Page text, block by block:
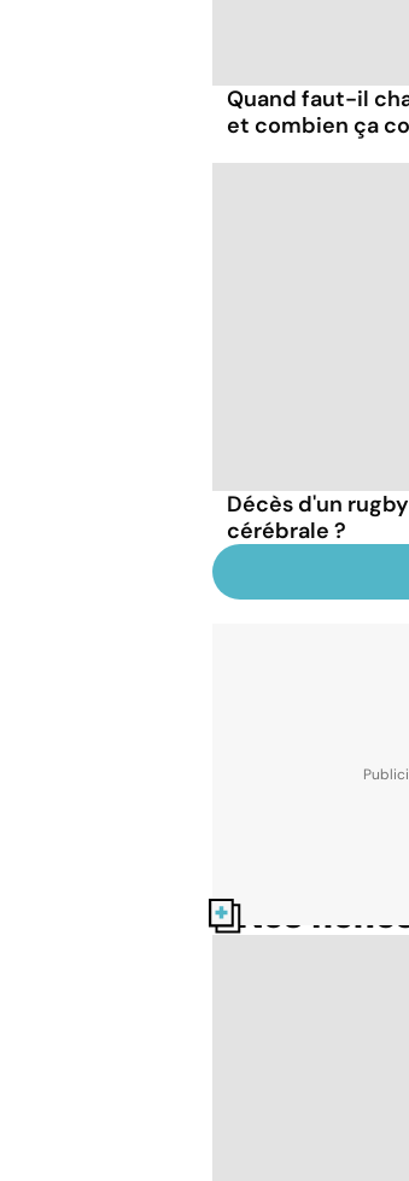
Quand faut-il
et combien ça
Décès d'un
cérébrale ?
Nos